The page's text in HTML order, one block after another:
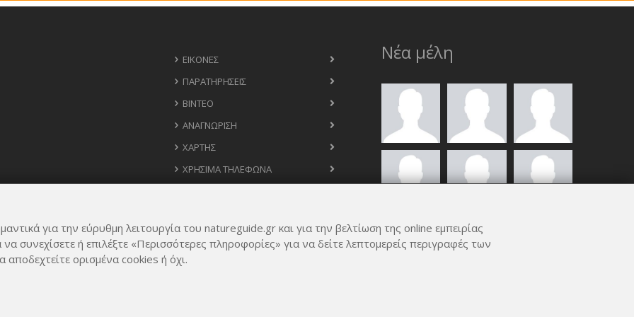
ΕΙΚΌΝΕΣ
ΠΑΡΑΤΗΡΉΣΕΙΣ
ΒΊΝΤΕΟ
ΑΝΑΓΝΏΡΙΣΗ
ΧΆΡΤΗΣ
ΧΡΉΣΙΜΑ ΤΗΛΈΦΩΝΑ
Νέα μέλη
ΟΛΑ ΤΑ ΜΈΛΗ
για την εύρυθμη λειτουργία του natureguide.gr και για την βελτίωση της online εμπειρίας
συνεχίσετε ή επιλέξτε «Περισσότερες πληροφορίες» για να δείτε λεπτομερείς περιγραφές των
ορισμένα cookies ή όχι.